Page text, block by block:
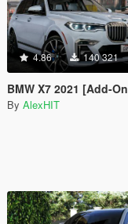
4.86 140 321
BMW X7 2021 [Add-On | Tuning]
By AlexHIT